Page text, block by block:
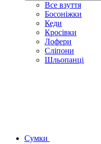
Все взуття
Босоніжки
Кеди
Кросівки
Лофери
Сліпони
Шльопанці
Сумки